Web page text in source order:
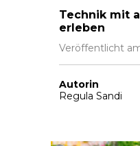
Technorama
Technik mit
erleben
Veröffentlicht
Autorin
Regula Sandi